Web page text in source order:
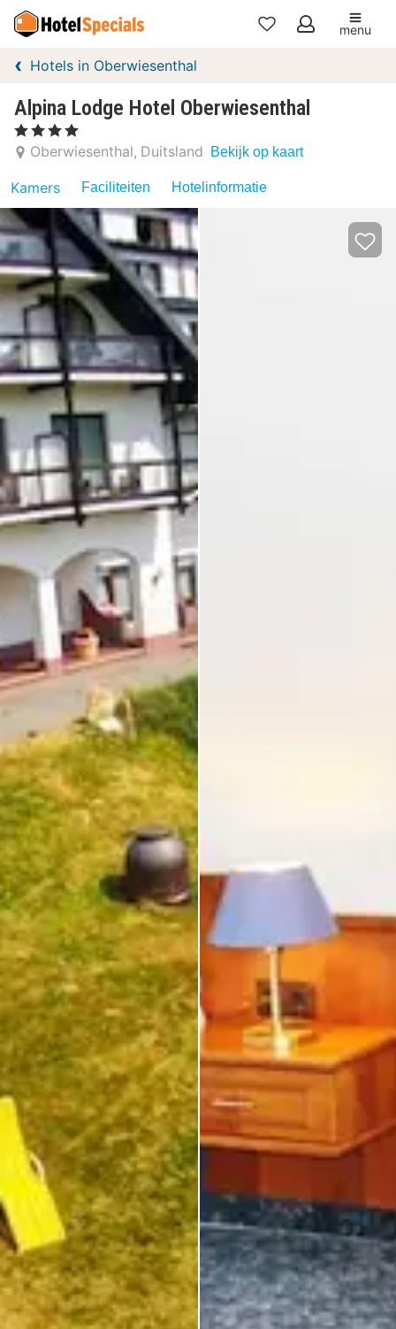
Mijn
menu
Hotels in Oberwiesenthal
Alpina Lodge Hotel Oberwiesenthal
, 4 Sterren
Oberwiesenthal Duitsland Bekijk op kaart
Kamers Faciliteiten Hotelinformatie